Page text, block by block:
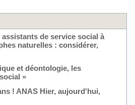
assistants de service social à
naturelles : considérer,
et déontologie, les
»
! ANAS Hier, aujourd'hui,